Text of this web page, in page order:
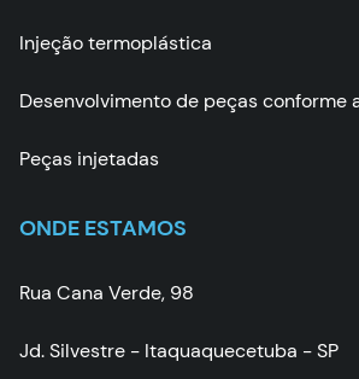
Injeção termoplástica
Desenvolvimento de peças conforme
Peças injetadas
ONDE ESTAMOS
Rua Cana Verde, 98
Jd. Silvestre - Itaquaquecetuba - SP